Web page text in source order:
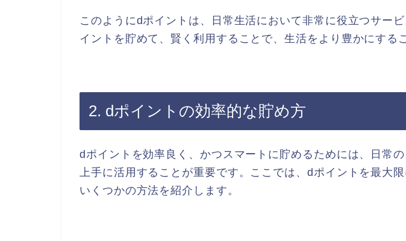
このようにdポイントは、日常生活において非常に役立つサー
イントを貯めて、賢く利用することで、生活をより豊かにする
2. dポイントの効率的な貯め方
dポイントを効率良く、かつスマートに貯めるためには、日常
上手に活用することが重要です。ここでは、dポイントを最大
いくつかの方法を紹介します。